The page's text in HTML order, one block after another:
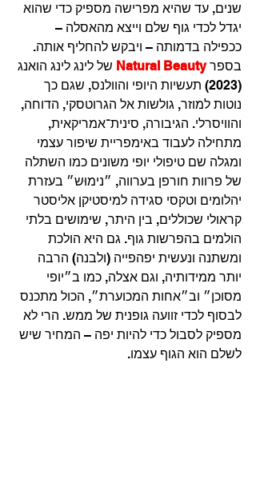
שנים, עד שהיא מפרישה מספיק כדי שהוא
יגדל לכדי גוף שלם וייצא מהאסלה –
ככפילה בדמותה – ויבקש להחליף אותה.
בספר Natural Beauty של לינג לינג הואנג
(2023) תעשיות היופי והוולנס, שגם כך
נוטות למוזר, גולשות אל הגרוטסקי, הדוחה,
והוויסרלי. הגיבורה, סינית־אמריקאית,
מתחילה לעבוד באימפריית שיפור עצמי
ומגלה שם טיפולי יופי משונים כמו השתלה
של פרוות חורפן בערווה, ״נימוּש״ בעזרת
יהלומים וטקסי סגידה למיסטיקן אליסטר
קראולי שכוללים, בין היתר, שימושים בלתי
הולמים בהפרשות גוף. גם היא הולכת
ומשתנה ונעשית יפהפייה (ולבנה) הרבה
יותר ממידותיה, וגם אצלה, כמו ב״יופי
מסוכן״ וב״אחות המכוערת״, הכול מתכנס
לבסוף לכדי זוועה גופנית של ממש. הרי לא
מספיק לסבול כדי להיות יפה – המחיר שיש
לשלם הוא הגוף עצמו.